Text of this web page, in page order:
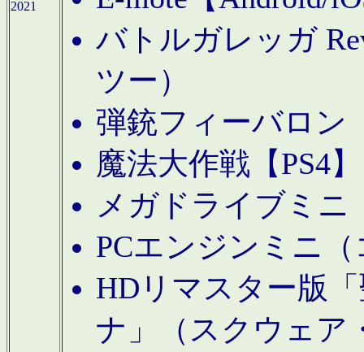
2021
バトルガレッガ
ツー）
弾銃フィーバロン
魔法大作戦【PS4
メガドライブミニ
PCエンジンミニ
HDリマスター版
ナ」（スクウェア